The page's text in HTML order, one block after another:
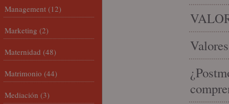
Management (12)
Marketing (2)
Maternidad (48)
Matrimonio (44)
Mediación (3)